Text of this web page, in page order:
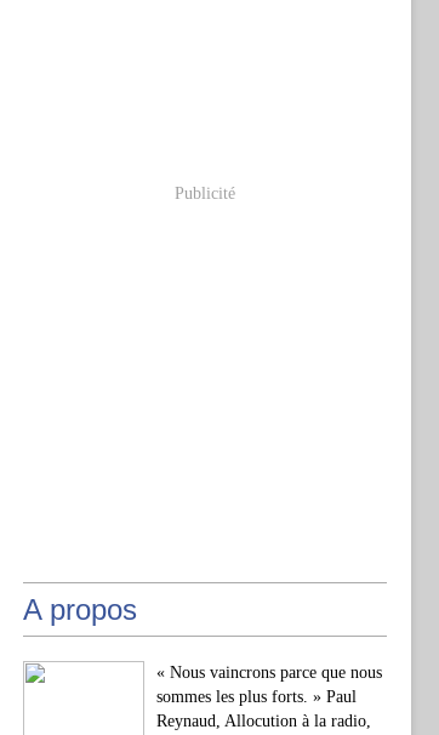
Publicité
A propos
« Nous vaincrons parce que nous
sommes les plus forts. » Paul
Reynaud, Allocution à la radio,